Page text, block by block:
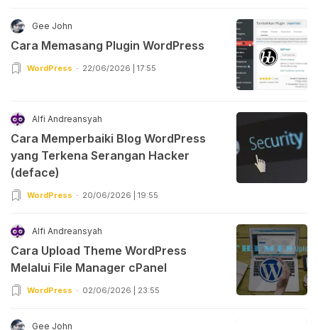
Gee John
Cara Memasang Plugin WordPress
WordPress 22/06/2026 | 17:55
Alfi Andreansyah
Cara Memperbaiki Blog WordPress
yang Terkena Serangan Hacker
(deface)
WordPress 20/06/2026 | 19:55
Alfi Andreansyah
Cara Upload Theme WordPress
Melalui File Manager cPanel
WordPress 02/06/2026 | 23:55
Gee John